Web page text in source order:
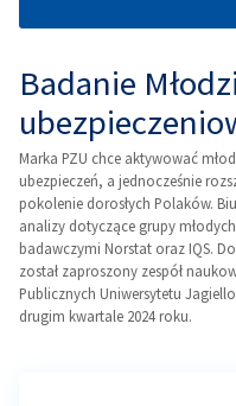
Badanie
Marka PZU chce aktywować
ubezpieczeń, a jednocześnie
pokolenie dorosłych Polaków.
analizy dotyczące grupy
badawczymi Norstat oraz IQS.
został zaproszony zespół
Publicznych Uniwersytetu
drugim kwartale 2024 roku.